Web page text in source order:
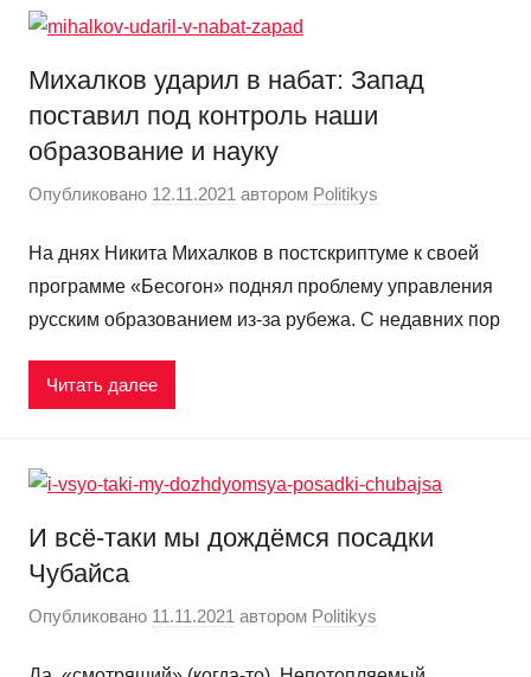
Михалков ударил в набат: Запад
поставил под контроль наши
образование и науку
Опубликовано 12.11.2021 автором Politikys
На днях Никита Михалков в постскриптуме к своей
программе «Бесогон» поднял проблему управления
русским образованием из-за рубежа. С недавних пор
Читать далее
И всё-таки мы дождёмся посадки
Чубайса
Опубликовано 11.11.2021 автором Politikys